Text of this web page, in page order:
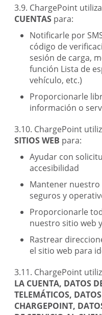
ChargePoint
CUENTAS para:
Notificarle por
código de
sesión de carga,
función Lista de
vehículo, etc.)
Proporcionarle
información o
ChargePoint
SITIOS WEB para:
Ayudar con
accesibilidad
Mantener
seguros y
Proporcionarle
nuestro sitio web
Rastrear
el sitio web para
ChargePoint
LA CUENTA, DATOS
TELEMÁTICOS,
CHARGEPOINT,